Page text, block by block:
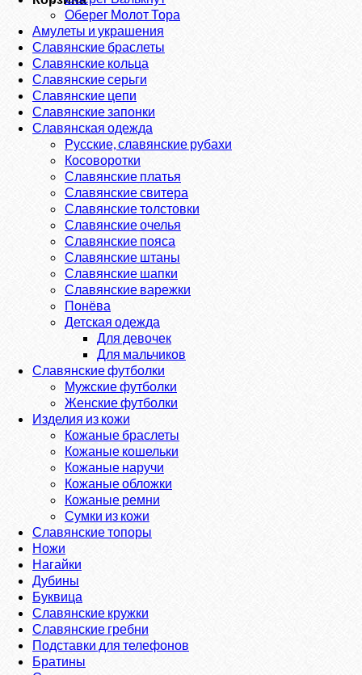
Оберег Молот Тора
Амулеты и украшения
Славянские браслеты
Славянские кольца
Славянские серьги
Славянские цепи
Славянские запонки
Славянская одежда
Русские, славянские рубахи
Косоворотки
Славянские платья
Славянские свитера
Славянские толстовки
Славянские очелья
Славянские пояса
Славянские штаны
Славянские шапки
Славянские варежки
Понёва
Детская одежда
Для девочек
Для мальчиков
Славянские футболки
Мужские футболки
Женские футболки
Изделия из кожи
Кожаные браслеты
Кожаные кошельки
Кожаные наручи
Кожаные обложки
Кожаные ремни
Сумки из кожи
Славянские топоры
Ножи
Нагайки
Дубины
Буквица
Славянские кружки
Славянские гребни
Подставки для телефонов
Братины